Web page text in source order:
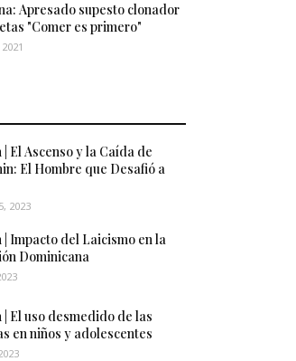
Apresado supesto clonador
"Comer es primero"
| El Ascenso y la Caída de
El Hombre que Desafió a
2023
| Impacto del Laicismo en la
Dominicana
| El uso desmedido de las
en niños y adolescentes